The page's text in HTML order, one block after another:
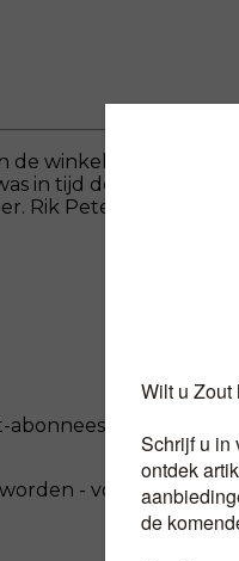
de winkels prijkt
in tijd de
Rik Peters had er
- voor 6,60